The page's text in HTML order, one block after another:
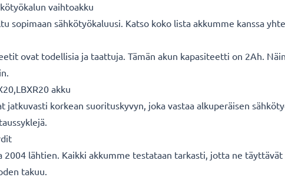
vaihtoakku
sopimaan sähkötyökaluusi. Katso koko lista akkumme kanssa
ovat todellisia ja taattuja. Tämän akun kapasiteetti on 2Ah.
akku
korkean suorituskyvyn, joka vastaa alkuperäisen
lähtien. Kaikki akkumme testataan tarkasti, jotta ne
takuu.